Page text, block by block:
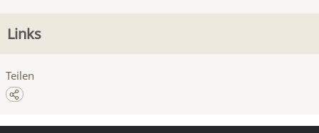
Links
Teilen